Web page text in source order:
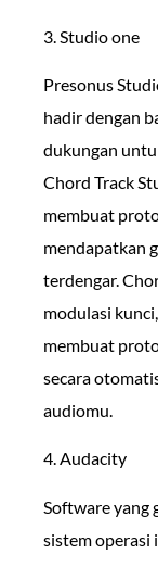
3. Studio one
Presonus
hadir dengan
dukungan
Chord Track
membuat
mendapatkan
terdengar.
modulasi
membuat
secara
audiomu.
4. Audacity
Software yang
sistem operasi